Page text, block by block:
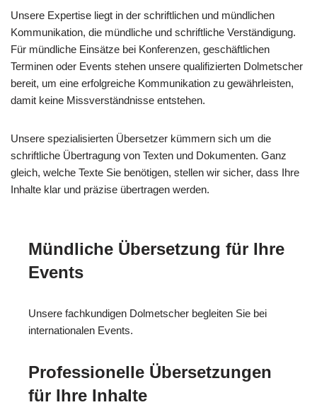
Unsere Expertise liegt in der schriftlichen und mündlichen
Kommunikation, die mündliche und schriftliche Verständigung.
Für mündliche Einsätze bei Konferenzen, geschäftlichen
Terminen oder Events stehen unsere qualifizierten Dolmetscher
bereit, um eine erfolgreiche Kommunikation zu gewährleisten,
damit keine Missverständnisse entstehen.
Unsere spezialisierten Übersetzer kümmern sich um die
schriftliche Übertragung von Texten und Dokumenten. Ganz
gleich, welche Texte Sie benötigen, stellen wir sicher, dass Ihre
Inhalte klar und präzise übertragen werden.
Mündliche Übersetzung für Ihre
Events
Unsere fachkundigen Dolmetscher begleiten Sie bei
internationalen Events.
Professionelle Übersetzungen
für Ihre Inhalte